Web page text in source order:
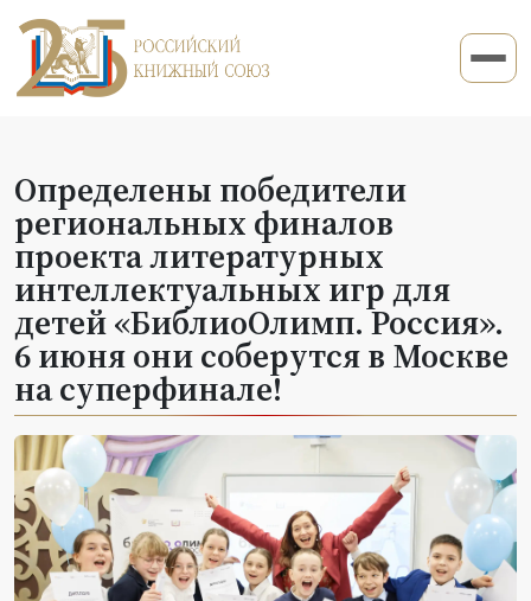
Определены победители
региональных финалов
проекта литературных
интеллектуальных игр для
детей «БиблиоОлимп. Россия».
6 июня они соберутся в Москве
на суперфинале!